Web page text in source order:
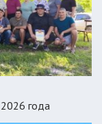
года